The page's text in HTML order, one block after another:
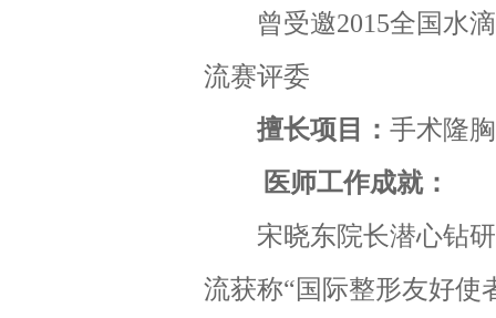
曾受邀2015全国水滴
流赛评委
擅长项目： 手术隆
医师工作成就：
宋晓东院长潜心钻研
流获称“国际整形友好使